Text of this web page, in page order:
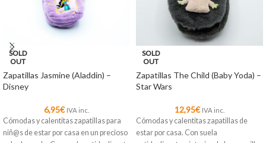
SOLD
OUT
Zapatillas Jasmine (Aladdin) –
Disney
6,95€ IVA inc.
Cómodas y calentitas zapatillas para
niñ@s de estar por casa en un precioso
SOLD
OUT
Zapatillas The Child (Baby Yoda) –
Star Wars
12,95€ IVA inc.
Cómodas y calentitas zapatillas de
estar por casa. Con suela